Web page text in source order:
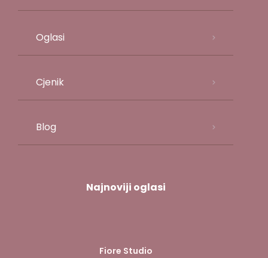
Oglasi
Cjenik
Blog
Najnoviji oglasi
Fiore Studio